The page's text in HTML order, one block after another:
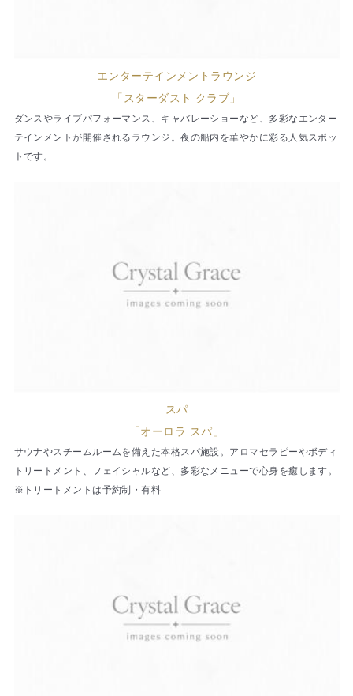
エンターテインメントラウンジ
「スターダスト クラブ」
ダンスやライブパフォーマンス、キャバレーショーなど、多彩なエンター
テインメントが開催されるラウンジ。夜の船内を華やかに彩る人気スポッ
トです。
スパ
「オーロラ スパ」
サウナやスチームルームを備えた本格スパ施設。アロマセラピーやボディ
トリートメント、フェイシャルなど、多彩なメニューで心身を癒します。
※トリートメントは予約制・有料